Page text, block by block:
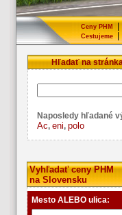
Ceny PHM
Cestujeme|
Hľadať na
Naposledy hľadané
Ac, eni, polo
Vyhľadať ceny PHM
na Slovensku
Mesto ALEBO ulica: